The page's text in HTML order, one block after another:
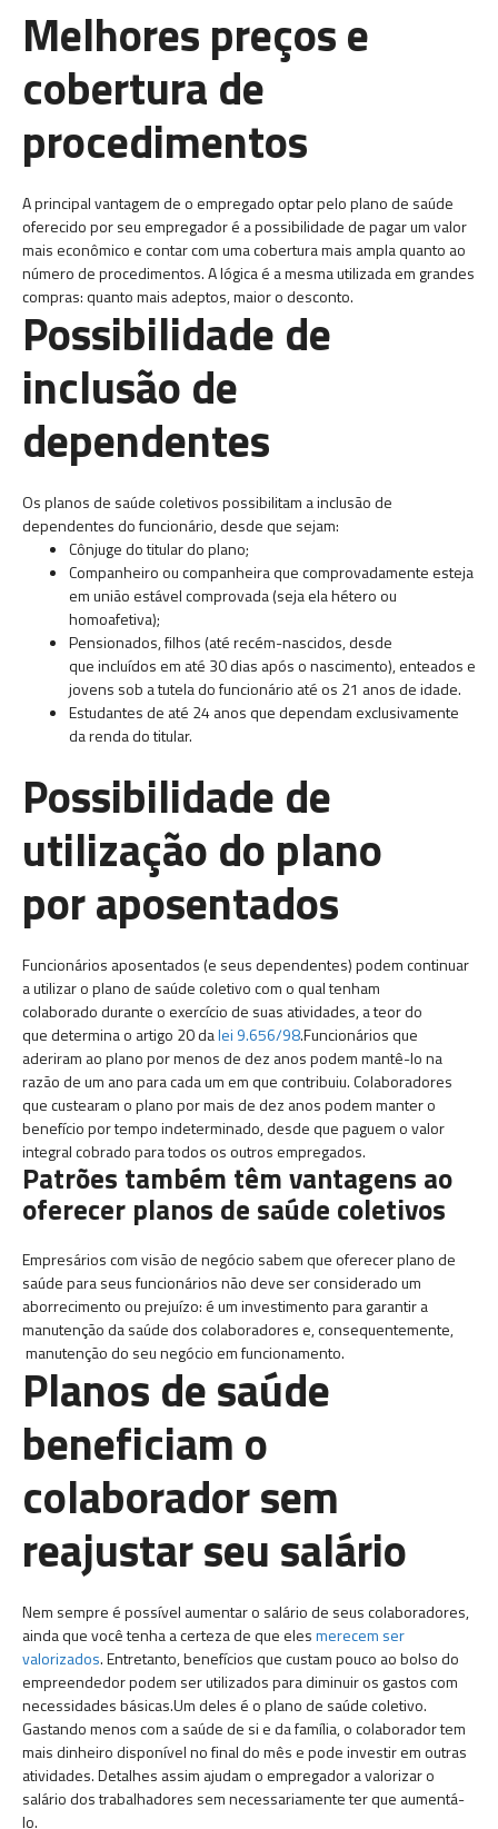
Melhores preços e
cobertura de
procedimentos
A principal vantagem de o empregado optar pelo plano de saúde
oferecido por seu empregador é a possibilidade de pagar um valor
mais econômico e contar com uma cobertura mais ampla quanto ao
número de procedimentos. A lógica é a mesma utilizada em grandes
compras: quanto mais adeptos, maior o desconto.
Possibilidade de
inclusão de
dependentes
Os planos de saúde coletivos possibilitam a inclusão de
dependentes do funcionário, desde que sejam:
Cônjuge do titular do plano;
Companheiro ou companheira que comprovadamente esteja
em união estável comprovada (seja ela hétero ou
homoafetiva);
Pensionados, filhos (até recém-nascidos, desde
que incluídos em até 30 dias após o nascimento), enteados e
jovens sob a tutela do funcionário até os 21 anos de idade.
Estudantes de até 24 anos que dependam exclusivamente
da renda do titular.
Possibilidade de
utilização do plano
por aposentados
Funcionários aposentados (e seus dependentes) podem continuar
a utilizar o plano de saúde coletivo com o qual tenham
colaborado durante o exercício de suas atividades, a teor do
que determina o artigo 20 dalei 9.656/98.Funcionários que
aderiram ao plano por menos de dez anos podem mantê-lo na
razão de um ano para cada um em que contribuiu. Colaboradores
que custearam o plano por mais de dez anos podem manter o
benefício por tempo indeterminado, desde que paguem o valor
integral cobrado para todos os outros empregados.
Patrões também têm vantagens ao
oferecer planos de saúde coletivos
Empresários com visão de negócio sabem que oferecer plano de
saúde para seus funcionários não deve ser considerado um
aborrecimento ou prejuízo: é um investimento para garantir a
manutenção da saúde dos colaboradores e, consequentemente,
manutenção do seu negócio em funcionamento.
Planos de saúde
beneficiam o
colaborador sem
reajustar seu salário
Nem sempre é possível aumentar o salário de seus colaboradores,
ainda que você tenha a certeza de que elesmerecem ser
valorizados. Entretanto, benefícios que custam pouco ao bolso do
empreendedor podem ser utilizados para diminuir os gastos com
necessidades básicas.Um deles é o plano de saúde coletivo.
Gastando menos com a saúde de si e da família, o colaborador tem
mais dinheiro disponível no final do mês e pode investir em outras
atividades. Detalhes assim ajudam o empregador a valorizar o
salário dos trabalhadores sem necessariamente ter que aumentá-
lo.